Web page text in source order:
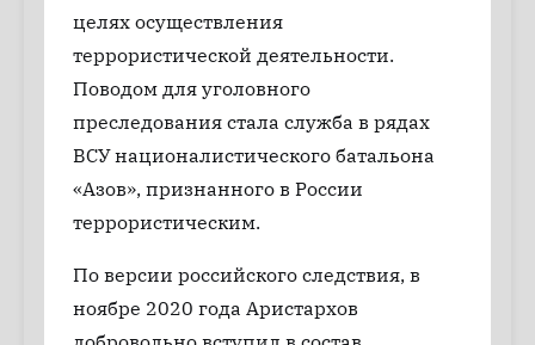
целях осуществления
террористической деятельности.
Поводом для уголовного
преследования стала служба в рядах
ВСУ националистического батальона
«Азов», признанного в России
террористическим.
По версии российского следствия, в
ноябре 2020 года Аристархов